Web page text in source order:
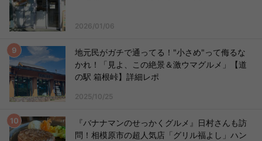
2026/01/06
地元民がガチで通ってる！"小さめ"って侮るな
かれ！「見よ、この絶景＆激ウマグルメ」【道
の駅 箱根峠】詳細レポ
2025/10/25
『バナナマンのせっかくグルメ』日村さんも訪
問！相模原市の超人気店「グリル福よし」ハン